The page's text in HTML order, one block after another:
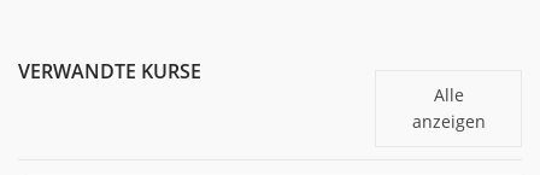
VERWANDTE KURSE
Alle
anzeigen